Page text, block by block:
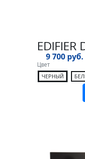
EDIFIER
9 700 руб.
Цвет
ЧЕРНЫЙ